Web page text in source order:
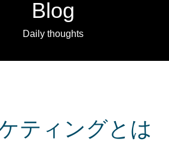
Blog
Daily thoughts
ティングとは